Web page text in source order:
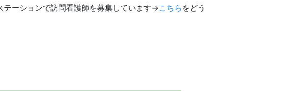
テーションで訪問看護師を募集しています→こちら をどう